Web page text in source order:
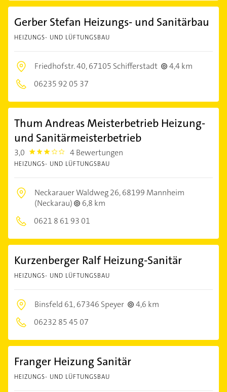
Gerber Stefan Heizungs- und Sanitärbau
HEIZUNGS- UND LÜFTUNGSBAU
Friedhofstr. 40,67105 Schifferstadt
4,4 km
06235 92 05 37
Thum Andreas Meisterbetrieb Heizung-
und Sanitärmeisterbetrieb
3,0 3.0 4 Bewertungen
HEIZUNGS- UND LÜFTUNGSBAU
Neckarauer Waldweg 26,68199 Mannheim
(Neckarau)
6,8 km
0621 8 61 93 01
Kurzenberger Ralf Heizung-Sanitär
HEIZUNGS- UND LÜFTUNGSBAU
Binsfeld 61,67346 Speyer
4,6 km
06232 85 45 07
Franger Heizung Sanitär
HEIZUNGS- UND LÜFTUNGSBAU